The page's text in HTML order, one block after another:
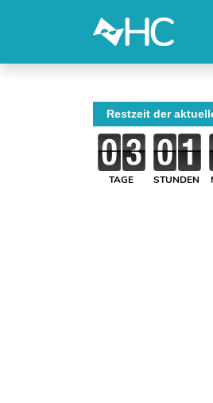
Restzeit der
TAGE STUNDEN